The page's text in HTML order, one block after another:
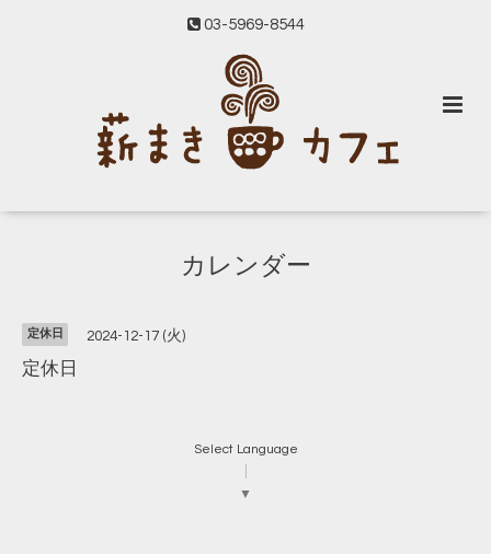
03-5969-8544
カレンダー
定休日 2024-12-17 (火)
定休日
Select Language
▼